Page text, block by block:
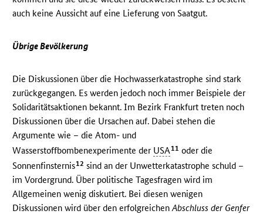
auch keine Aussicht auf eine Lieferung von Saatgut.
Übrige Bevölkerung
Die Diskussionen über die Hochwasserkatastrophe sind stark
zurückgegangen. Es werden jedoch noch immer Beispiele der
Solidaritätsaktionen bekannt. Im Bezirk Frankfurt treten noch
Diskussionen über die Ursachen auf. Dabei stehen die
Argumente wie – die Atom- und
Wasserstoffbombenexperimente der USA11 oder die
Sonnenfinsternis12 sind an der Unwetterkatastrophe schuld –
im Vordergrund. Über politische Tagesfragen wird im
Allgemeinen wenig diskutiert. Bei diesen wenigen
Diskussionen wird über den erfolgreichenAbschluss der Genfer